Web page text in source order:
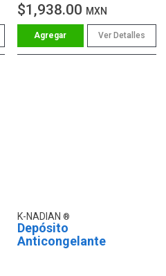
$1,938.00 MXN
Ver Detalles
K-NADIAN
Depósito
Anticongelante